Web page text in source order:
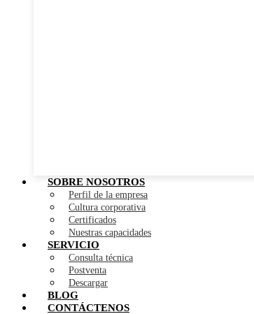
SOBRE NOSOTROS
Perfil de la empresa
Cultura corporativa
Certificados
Nuestras capacidades
SERVICIO
Consulta técnica
Postventa
Descargar
BLOG
CONTÁCTENOS